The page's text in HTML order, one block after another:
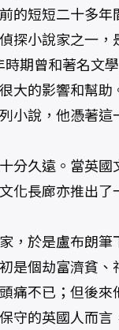
的短短二十多
探小說家之一
期曾和著名文
大的影響和幫
小說，他憑著
分久遠。當英
化長廊亦推出
，於是盧布朗
是個劫富濟貧
痛不已；但後
守的英國人而